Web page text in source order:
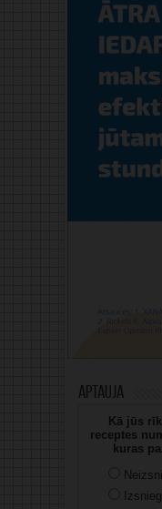
Aptauja
Kā jūs
receptes
kuras